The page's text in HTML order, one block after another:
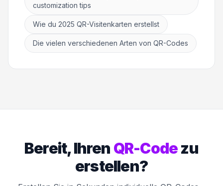
customization tips
Wie du 2025 QR-Visitenkarten erstellst
Die vielen verschiedenen Arten von QR-Codes
Bereit, Ihren QR-Codezu
erstellen?